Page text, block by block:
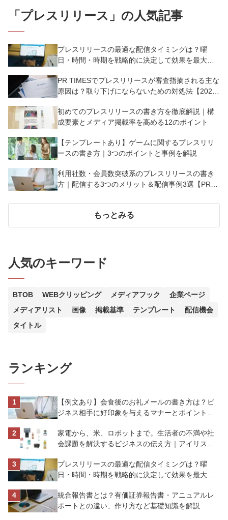
「 プレスリリース 」の人気記事
プレスリリースの最適な配信タイミングは？曜
日・時間・時期を戦略的に決定して効果を最大化
PR TIMESでプレスリリースが審査指摘される主な
原因は？取り下げにならないための対処法【2025
初めてのプレスリリースの書き方を徹底解説｜構
成要素とメディア掲載率を高める12のポイント
【テンプレートあり】ゲームに関するプレスリリ
ースの書き方｜3つのポイントと事例を解説
利用社数・会員数突破系のプレスリリースの書き
方｜配信する3つのメリット＆配信事例3選【PR
もっとみる
人気のキーワード
BTOB WEBクリッピング メディアフック
企業ページ
メディアリスト
画像 掲載基準 テンプレート
配信機会
タイトル
ランキング
【例文あり】会食後のお礼メールの書き方は？ビ
ジネス相手に好印象を与えるマナーとポイントを
家電から、米、ロボットまで。生活者の不満や社
会課題を解決するビジネスの伝え方｜アイリスオ
プレスリリースの最適な配信タイミングは？曜
日・時間・時期を戦略的に決定して効果を最大化
統合報告書とは？有価証券報告書・アニュアルレ
ポートとの違い、作り方など基礎知識を解説